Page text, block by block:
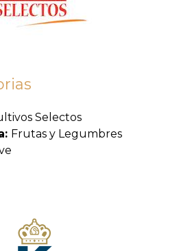
Selectos
Frutas y Legumbres